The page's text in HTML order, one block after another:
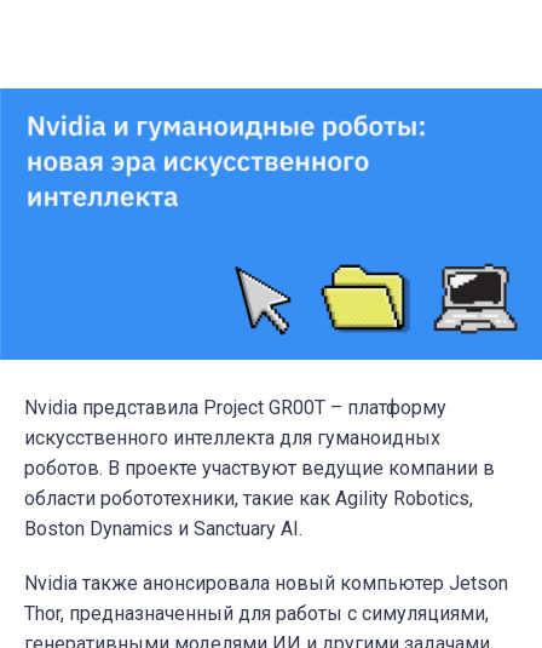
Nvidia представила Project GR00T – платформу
искусственного интеллекта для гуманоидных
роботов. В проекте участвуют ведущие компании в
области робототехники, такие как Agility Robotics,
Boston Dynamics и Sanctuary AI.
Nvidia также анонсировала новый компьютер Jetson
Thor, предназначенный для работы с симуляциями,